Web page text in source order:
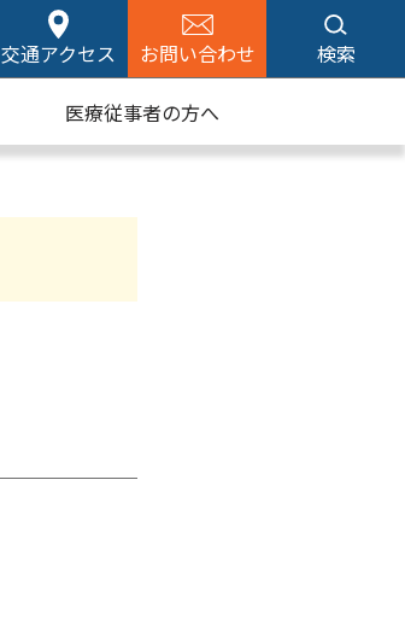
交通アクセス お問い合わせ 検索
医療従事者の方へ